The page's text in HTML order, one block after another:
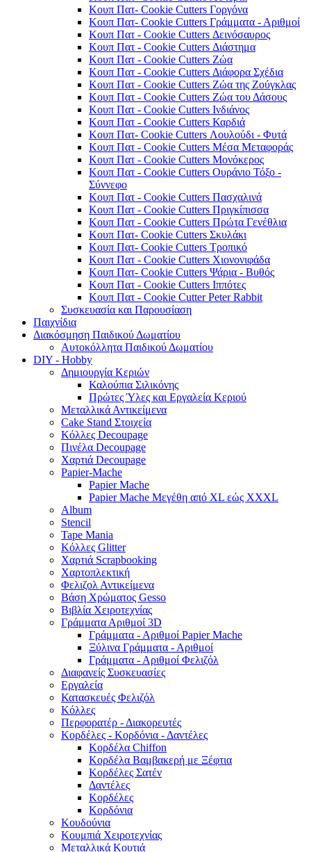
Κουπ Πατ- Cookie Cutters Γοργόνα
Κουπ Πατ- Cookie Cutters Γράμματα - Αριθμοί
Κουπ Πατ - Cookie Cutters Δεινόσαυρος
Κουπ Πατ - Cookie Cutters Διάστημα
Κουπ Πατ - Cookie Cutters Ζώα
Κουπ Πατ - Cookie Cutters Διάφορα Σχέδια
Κουπ Πατ - Cookie Cutters Ζώα της Ζούγκλας
Κουπ Πατ - Cookie Cutters Ζώα του Δάσους
Κουπ Πατ - Cookie Cutters Ινδιάνος
Κουπ Πατ - Cookie Cutters Καρδιά
Κουπ Πατ- Cookie Cutters Λουλούδι - Φυτά
Κουπ Πατ - Cookie Cutters Μέσα Μεταφοράς
Κουπ Πατ - Cookie Cutters Μονόκερος
Κουπ Πατ - Cookie Cutters Ουράνιο Τόξο -
Σύννεφο
Κουπ Πατ - Cookie Cutters Πασχαλινά
Κουπ Πατ - Cookie Cutters Πριγκίπισσα
Κουπ Πατ - Cookie Cutters Πρώτα Γενέθλια
Κουπ Πατ- Cookie Cutters Σκυλάκι
Κουπ Πατ- Cookie Cutters Τροπικό
Κουπ Πατ - Cookie Cutters Χιονονιφάδα
Κουπ Πατ- Cookie Cutters Ψάρια - Βυθός
Κουπ Πατ - Cookie Cutters Ιππότες
Κουπ Πατ - Cookie Cutter Peter Rabbit
Συσκευασία και Παρουσίαση
Παιχνίδια
Διακόσμηση Παιδικού Δωματίου
Αυτοκόλλητα Παιδικού Δωματίου
DIY - Hobby
Δημιουργία Κεριών
Καλούπια Σιλικόνης
Πρώτες Ύλες και Εργαλεία Κεριού
Μεταλλικά Αντικείμενα
Cake Stand Στοιχεία
Κόλλες Decoupage
Πινέλα Decoupage
Χαρτιά Decoupage
Papier-Mache
Papier Mache
Papier Mache Μεγέθη από XL εώς XXXL
Album
Stencil
Tape Mania
Κόλλες Glitter
Χαρτιά Scrapbooking
Χαρτοπλεκτική
Φελιζολ Αντικείμενα
Βάση Χρώματος Gesso
Βιβλία Χειροτεχνίας
Γράμματα Αριθμοί 3D
Γράμματα - Αριθμοί Papier Mache
Ξύλινα Γράμματα - Αριθμοί
Γράμματα - Αριθμοί Φελιζόλ
Διαφανείς Συσκευασίες
Εργαλεία
Κατασκευές Φελιζόλ
Κόλλες
Περφορατέρ - Διακορευτές
Κορδέλες - Κορδόνια - Δαντέλες
Κορδέλα Chiffon
Κορδέλα Βαμβακερή με Ξέφτια
Κορδέλες Σατέν
Δαντέλες
Κορδέλες
Κορδόνια
Κουδούνια
Κουμπιά Χειροτεχνίας
Μεταλλικά Κουτιά